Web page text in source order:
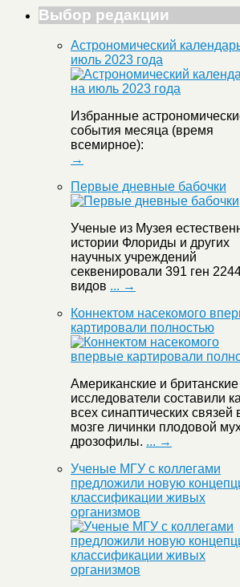
Выбор редакции
Астрономический
июль 2023 года
Избранные
события месяца (время
всемирное):
→
Первые дневные бабочки
Ученые из Музея
истории Флориды и других
научных учреждений
секвенировали 391 ген
видов ... →
Коннектом насекомого
картировали полностью
Американские и британские
исследователи составили
всех синаптических связей
мозге личинки плодовой
дрозофилы. ... →
Ученые МГУ с коллегами
предложили новую
классификации живых
организмов